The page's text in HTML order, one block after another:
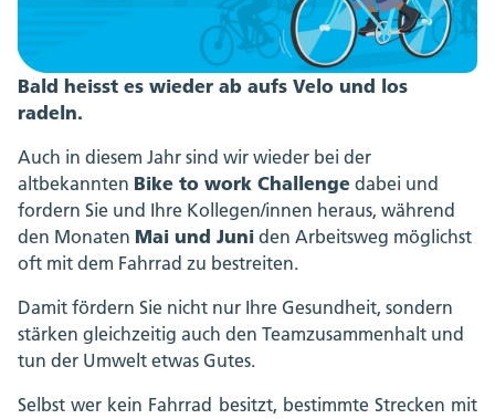
Bald heisst es wieder ab aufs Velo und los
radeln.
Auch in diesem Jahr sind wir wieder bei der
altbekannten Bike to work Challenge dabei und
fordern Sie und Ihre Kollegen/innen heraus, während
den Monaten Mai und Juni den Arbeitsweg möglichst
oft mit dem Fahrrad zu bestreiten.
Damit fördern Sie nicht nur Ihre Gesundheit, sondern
stärken gleichzeitig auch den Teamzusammenhalt und
tun der Umwelt etwas Gutes.
Selbst wer kein Fahrrad besitzt, bestimmte Strecken mit